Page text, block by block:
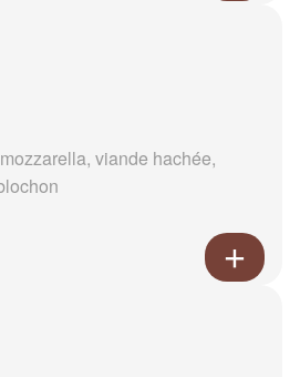
viande hachée,